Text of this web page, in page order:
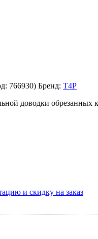
766930) Бренд: T4P
доводки обрезанных
и скидку на заказ